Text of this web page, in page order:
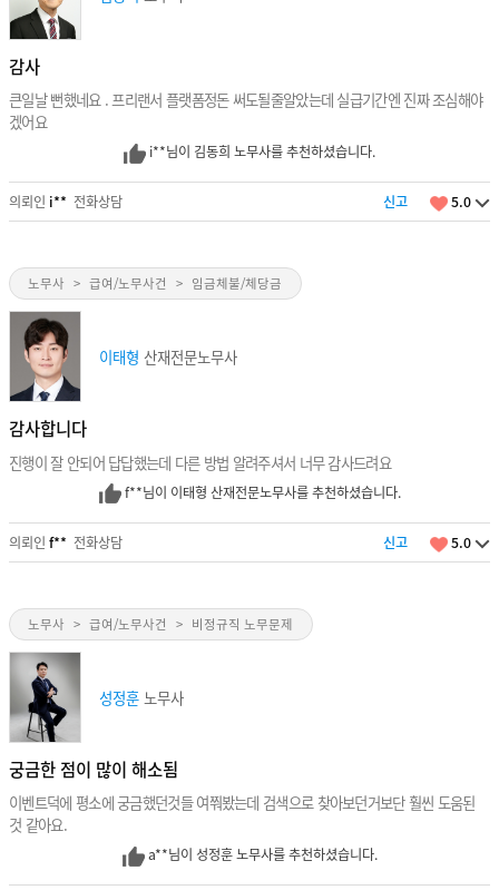
감사
큰일날 뻔했네요 . 프리랜서 플랫폼정돈 써도될줄알았는데 실급기간엔 진짜 조심해야
겠어요
i**님이 김동희 노무사를 추천하셨습니다.
의뢰인 i** 전화상담 신고 5.0
노무사 > 급여/노무사건 > 임금체불/체당금
이태형 산재전문노무사
감사합니다
진행이 잘 안되어 답답했는데 다른 방법 알려주셔서 너무 감사드려요
f**님이 이태형 산재전문노무사를 추천하셨습니다.
의뢰인f** 전화상담 신고 5.0
노무사 > 급여/노무사건 > 비정규직 노무문제
성정훈 노무사
궁금한 점이 많이 해소됨
이벤트덕에 평소에 궁금했던것들 여쭤봤는데 검색으로 찾아보던거보단 훨씬 도움된
것 같아요.
a**님이 성정훈 노무사를 추천하셨습니다.